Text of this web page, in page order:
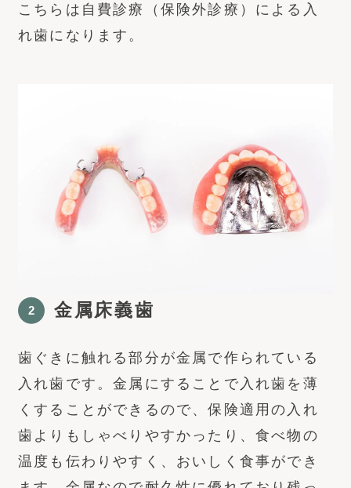
こちらは自費診療（保険外診療）による入
れ歯になります。
金属床義歯
歯ぐきに触れる部分が金属で作られている
入れ歯です。金属にすることで入れ歯を薄
くすることができるので、保険適用の入れ
歯よりもしゃべりやすかったり、食べ物の
温度も伝わりやすく、おいしく食事ができ